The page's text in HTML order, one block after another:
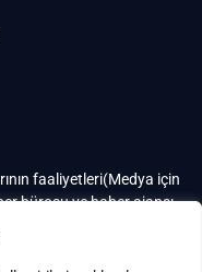
faaliyetleri(Medya için
bürosu ve haber ajansı
filimcilik,
Ana sözleşmede yazılı